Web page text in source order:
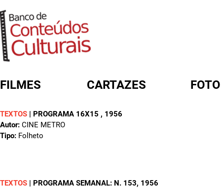
FILMES CARTAZES
TEXTOS | PROGRAMA 16X15 , 1956
Autor: CINE METRO
Tipo: Folheto
TEXTOS | PROGRAMA SEMANAL: N. 153, 1956
FORMULÁRIO DE BUSCA